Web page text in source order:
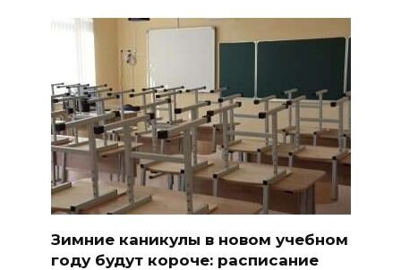
Зимние каникулы в новом учебном
году будут короче: расписание